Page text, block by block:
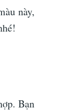
này,
Bạn